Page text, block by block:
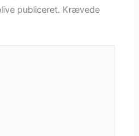
publiceret. Krævede